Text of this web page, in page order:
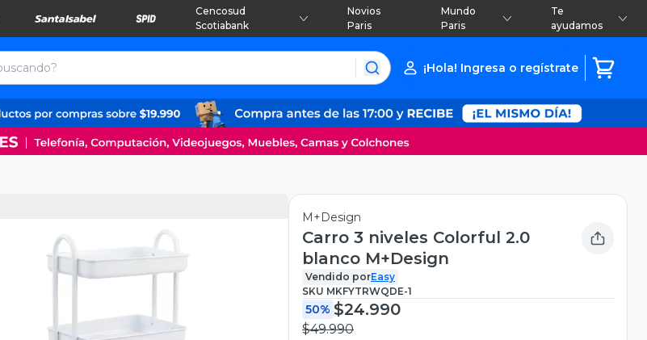
Cencosud
Scotiabank
Novios
Paris
Mundo
Paris
Te
ayudamos
¡Hola! Ingresa o regístrate
M+Design
Carro 3 niveles Colorful 2.0
blanco M+Design
Vendido porEasy
SKU MKFYTRWQDE-1
50% $24.990
$49.990